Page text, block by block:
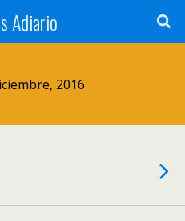
Adiario
2016